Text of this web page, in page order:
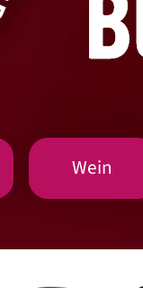
Wein